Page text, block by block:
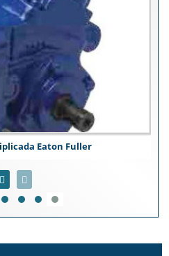
Eaton Fuller